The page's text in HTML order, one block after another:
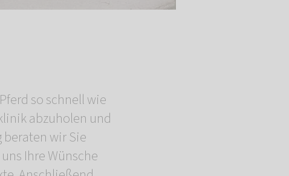
so schnell wie
abzuholen und
wir Sie
Ihre Wünsche